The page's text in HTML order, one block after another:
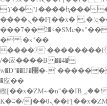
ϒ��"J����ԧ���
����ܢ��F[��x� ,�!q�� қ�*]/
���؝�2��7�SMc�s"���ޭ�DQ/�应�ܢ��F_��!
� :�s"��
����7`��������F
/�应����B ��4�
w�D"��IJ�׭�-`������S��9�Dr�ji��EJ߅��gJ
�应��
矁[��x�ZM~�n"��IB؃��!'����Тѕ��+��(m��I
K�ʭ�/|��ϐܢ��F[��x�ZMz�G�� %嬩